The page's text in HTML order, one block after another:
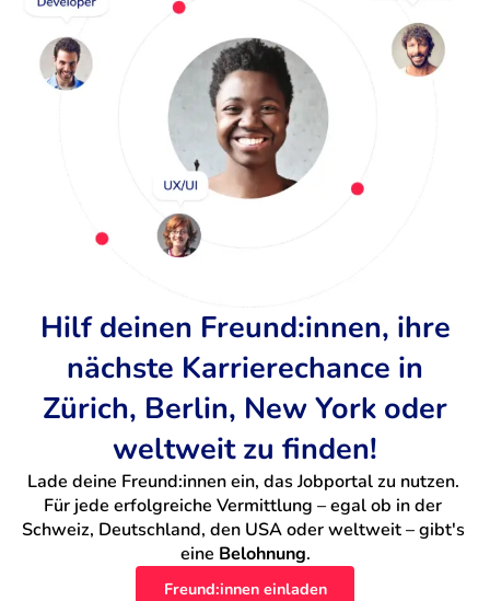
Hilf deinen Freund:innen, ihre
nächste Karrierechance in
Zürich, Berlin, New York oder
weltweit zu finden!
Lade deine Freund:innen ein, das Jobportal zu nutzen.
Für jede erfolgreiche Vermittlung – egal ob in der
Schweiz, Deutschland, den USA oder weltweit – gibt's
eine Belohnung.
Freund:innen einladen